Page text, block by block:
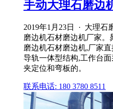
手动大理石磨边
2019年1月23日 · 大理石
磨边机石材磨边机厂家
磨边机石材磨边机,厂家
导轨一体型结构,工作台
夹定位和弯板的。
联系电话: 180 3780 8511